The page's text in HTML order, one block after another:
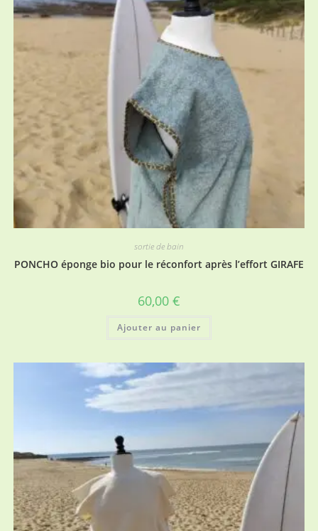
sortie de bain
PONCHO éponge bio pour le réconfort après l’effort GIRAFE
60,00 €
Ajouter au panier